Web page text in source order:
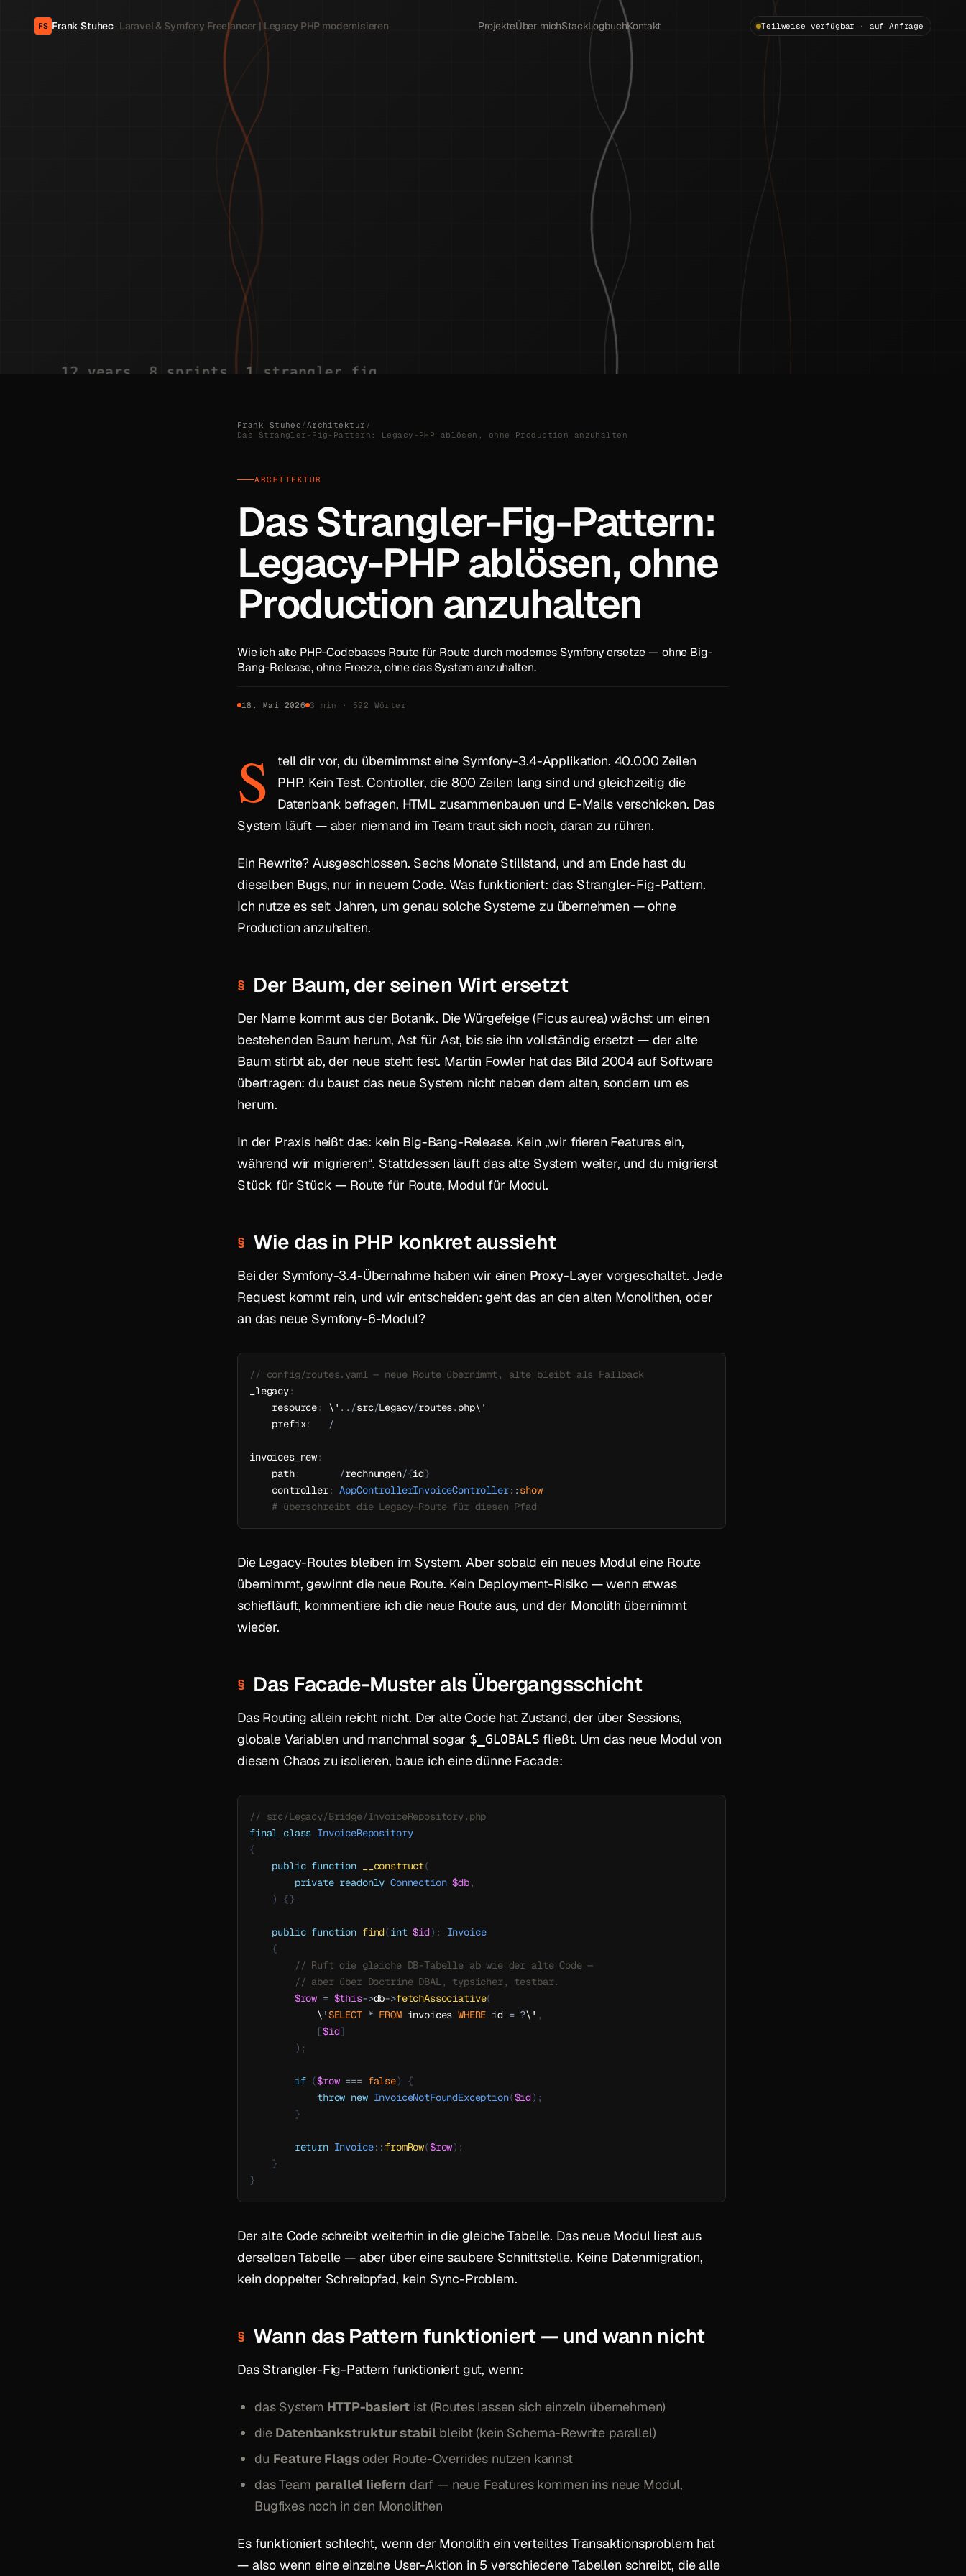
FS Frank Stuhec· Laravel & Symfony Freelancer | Legacy PHP modernisieren ProjekteÜber michStackLogbuchKontakt Teilweise verfügbar · auf Anfrage
Frank Stuhec / Architektur /
Das Strangler-Fig-Pattern: Legacy-PHP ablösen, ohne Production anzuhalten
ARCHITEKTUR
Das Strangler-Fig-Pattern:
Legacy-PHP ablösen, ohne
Production anzuhalten
Wie ich alte PHP-Codebases Route für Route durch modernes Symfony ersetze — ohne Big-
Bang-Release, ohne Freeze, ohne das System anzuhalten.
18. Mai 2026 3 min · 592 Wörter
S
tell dir vor, du übernimmst eine Symfony-3.4-Applikation. 40.000 Zeilen
PHP. Kein Test. Controller, die 800 Zeilen lang sind und gleichzeitig die
Datenbank befragen, HTML zusammenbauen und E-Mails verschicken. Das
System läuft — aber niemand im Team traut sich noch, daran zu rühren.
Ein Rewrite? Ausgeschlossen. Sechs Monate Stillstand, und am Ende hast du
dieselben Bugs, nur in neuem Code. Was funktioniert: das Strangler-Fig-Pattern.
Ich nutze es seit Jahren, um genau solche Systeme zu übernehmen — ohne
Production anzuhalten.
Der Baum, der seinen Wirt ersetzt
Der Name kommt aus der Botanik. Die Würgefeige (Ficus aurea) wächst um einen
bestehenden Baum herum, Ast für Ast, bis sie ihn vollständig ersetzt — der alte
Baum stirbt ab, der neue steht fest. Martin Fowler hat das Bild 2004 auf Software
übertragen: du baust das neue System nicht neben dem alten, sondern um es
herum.
In der Praxis heißt das: kein Big-Bang-Release. Kein „wir frieren Features ein,
während wir migrieren“. Stattdessen läuft das alte System weiter, und du migrierst
Stück für Stück — Route für Route, Modul für Modul.
Wie das in PHP konkret aussieht
Bei der Symfony-3.4-Übernahme haben wir einen Proxy-Layervorgeschaltet. Jede
Request kommt rein, und wir entscheiden: geht das an den alten Monolithen, oder
an das neue Symfony-6-Modul?
// config/routes.yaml — neue Route übernimmt, alte bleibt als Fallback
_legacy:
    resource
: \' . . /src/Legacy/routes. php\'
    prefix
: /
invoices_new:
    path
: /rechnungen/{id}
    controller
: AppControllerInvoiceController:: show
# überschreibt die Legacy-Route für diesen Pfad
Die Legacy-Routes bleiben im System. Aber sobald ein neues Modul eine Route
übernimmt, gewinnt die neue Route. Kein Deployment-Risiko — wenn etwas
schiefläuft, kommentiere ich die neue Route aus, und der Monolith übernimmt
wieder.
Das Facade-Muster als Übergangsschicht
Das Routing allein reicht nicht. Der alte Code hat Zustand, der über Sessions,
globale Variablen und manchmal sogar $_GLOBALS fließt. Um das neue Modul von
diesem Chaos zu isolieren, baue ich eine dünne Facade:
// src/Legacy/Bridge/InvoiceRepository.php
final class InvoiceRepository
{
public function __construct(
private readonly Connection $db,
)
{}
public function find(int $id) :
Invoice
{
// Ruft die gleiche DB-Tabelle ab wie der alte Code —
// aber über Doctrine DBAL, typsicher, testbar.
$row = $this->db->fetchAssociative(
            \'
SELECT * FROM invoices WHERE id = ?\' ,
[$id]
) ;
if ($row === false)
{
throw new InvoiceNotFoundException($id) ;
}
return Invoice:: fromRow($row) ;
}
}
Der alte Code schreibt weiterhin in die gleiche Tabelle. Das neue Modul liest aus
derselben Tabelle — aber über eine saubere Schnittstelle. Keine Datenmigration,
kein doppelter Schreibpfad, kein Sync-Problem.
Wann das Pattern funktioniert — und wann nicht
Das Strangler-Fig-Pattern funktioniert gut, wenn:
das System HTTP-basiert ist (Routes lassen sich einzeln übernehmen)
die Datenbankstruktur stabilbleibt (kein Schema-Rewrite parallel)
du Feature Flagsoder Route-Overrides nutzen kannst
das Team parallel liefern darf — neue Features kommen ins neue Modul,
Bugfixes noch in den Monolithen
Es funktioniert schlecht, wenn der Monolith ein verteiltes Transaktionsproblem hat
— also wenn eine einzelne User-Aktion in 5 verschiedene Tabellen schreibt, die alle